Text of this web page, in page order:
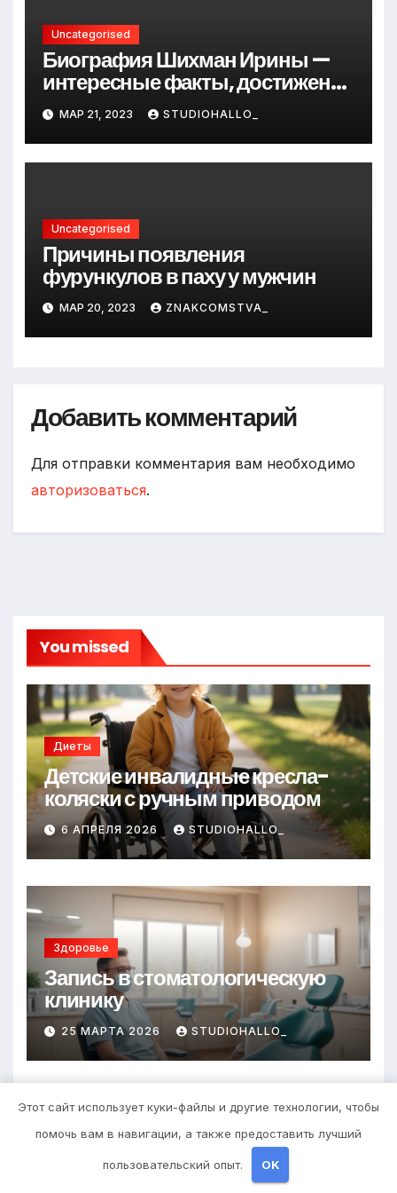
Uncategorised
Биография Шихман Ирины —
интересные факты, достижения
и путь к успеху
МАР 21, 2023 STUDIOHALLO_
Uncategorised
Причины появления
фурункулов в паху у мужчин
МАР 20, 2023 ZNAKCOMSTVA_
Добавить комментарий
Для отправки комментария вам необходимо
авторизоваться.
You missed
Диеты
Детские инвалидные кресла-
коляски с ручным приводом
6 АПРЕЛЯ 2026 STUDIOHALLO_
Здоровье
Запись в стоматологическую
клинику
25 МАРТА 2026 STUDIOHALLO_
Выбор гонгов: ассортимент и
Этот сайт использует куки-файлы и другие технологии, чтобы
помочь вам в навигации, а также предоставить лучший
пользовательский опыт. OK